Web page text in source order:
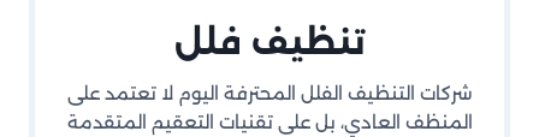
تنظيف فلل
شركات التنظيف الفلل المحترفة اليوم لا تعتمد على
المنظف العادي، بل على تقنيات التعقيم المتقدمة